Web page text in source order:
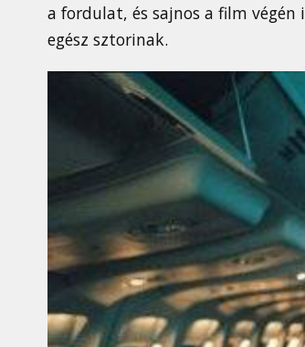
a fordulat, és sajnos a film
egész sztorinak.